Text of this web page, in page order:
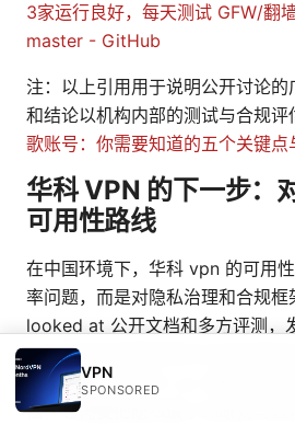
3家运行良好，每天测试 GFW/翻
master - GitHub
注：以上引用用于说明公开讨论
和结论以机构内部的测试与合规评
歌账号：你需要知道的五个关键点
华科 VPN 的下一步：
可用性路线
在中国环境下，华科 vpn 的可用
率问题，而是对隐私治理和合规
looked at 公开文档和多方评测，
往来自审查政策的变动与供应商
未来一年，若华科 vpn 要真正成
侣，它需要把隐私最小化原则与区
VPN
SPONSORED